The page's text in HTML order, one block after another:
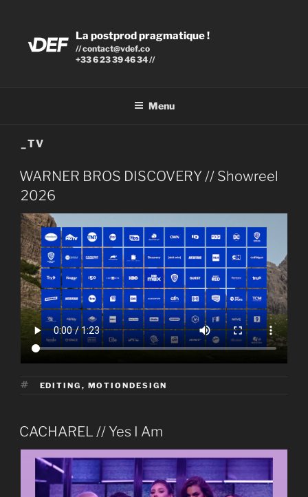
contenu
La postprod pragmatique !
// contact@vdef.co
+33 6 23 39 46 34 //
Menu
_TV
PUBLIÉ
LE
WARNER BROS DISCOVERY // Showreel
2026
ÉTIQUETTES
EDITING , MOTIONDESIGN
PUBLIÉ
LE
CACHAREL // Yes I Am